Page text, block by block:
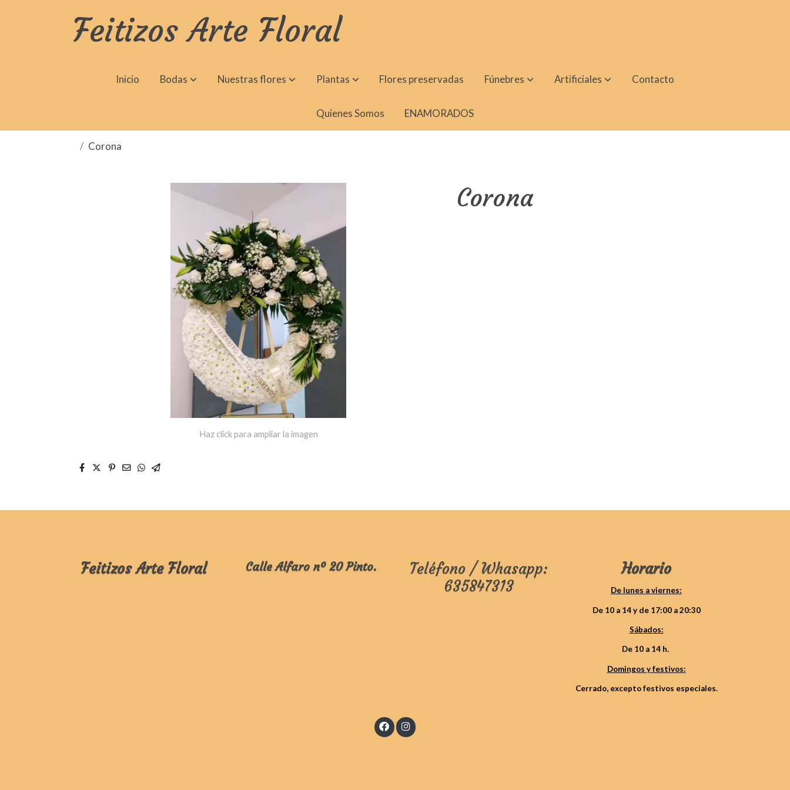
Feitizos Arte Floral
Inicio Bodas Nuestras flores Plantas Flores preservadas Fúnebres Artificiales Contacto
Quienes Somos ENAMORADOS
Corona
Haz click para ampliar la imagen
Corona
Feitizos Arte Floral Calle Alfaro nº 20 Pinto.
Teléfono / Whasapp:
635847313
Horario
De lunes a viernes:
De 10 a 14 y de 17:00 a 20:30
Sábados:
De 10 a 14 h.
Domingos y festivos:
Cerrado, excepto festivos especiales.